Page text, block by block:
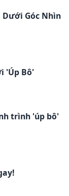
Dưới Góc Nhìn
'Úp Bô'
trình 'úp bô'